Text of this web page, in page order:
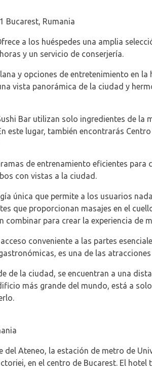
Bucarest, Rumania
a los huéspedes una amplia
y un servicio de conserjería.
y opciones de entretenimiento en la
vista panorámica de la ciudad y
Bar utilizan solo ingredientes de la
lugar, también encontrarás
de entrenamiento eficientes para
con vistas a la ciudad.
única que permite a los usuarios
que proporcionan masajes en el
combinar para crear la experiencia de
conveniente a las partes
es una de las
de la ciudad, se encuentran a una
más grande del mundo, está a
Ateneo, la estación de metro de
en el centro de Bucarest. El hotel